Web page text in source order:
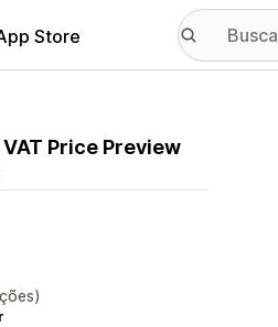
Store
VAT Price Preview